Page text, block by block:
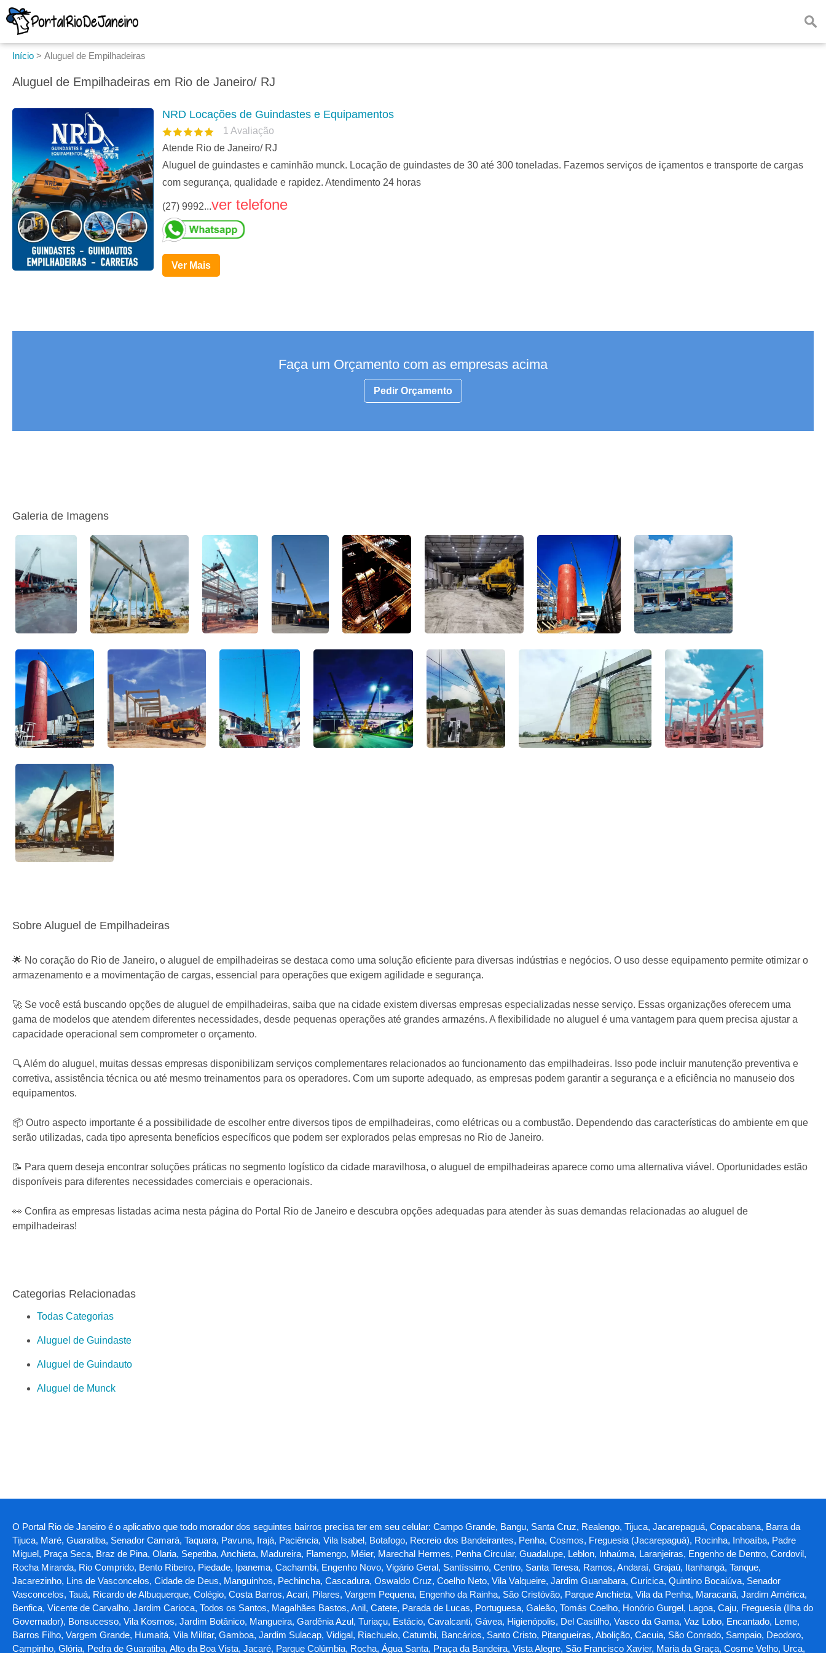
Início > Aluguel de Empilhadeiras
Aluguel de Empilhadeiras em Rio de Janeiro/ RJ
NRD Locações de Guindastes e Equipamentos
1 Avaliação
Atende Rio de Janeiro/ RJ
Aluguel de guindastes e caminhão munck. Locação de guindastes de 30 até 300 toneladas. Fazemos serviços de içamentos e transporte de cargas
com segurança, qualidade e rapidez. Atendimento 24 horas
(27) 9992...ver telefone
Ver Mais
Faça um Orçamento com as empresas acima
Pedir Orçamento
Galeria de Imagens
Sobre Aluguel de Empilhadeiras
🌟 No coração do Rio de Janeiro, o aluguel de empilhadeiras se destaca como uma solução eficiente para diversas indústrias e negócios. O uso desse equipamento permite otimizar o
armazenamento e a movimentação de cargas, essencial para operações que exigem agilidade e segurança.
🚀 Se você está buscando opções de aluguel de empilhadeiras, saiba que na cidade existem diversas empresas especializadas nesse serviço. Essas organizações oferecem uma
gama de modelos que atendem diferentes necessidades, desde pequenas operações até grandes armazéns. A flexibilidade no aluguel é uma vantagem para quem precisa ajustar a
capacidade operacional sem comprometer o orçamento.
🔍 Além do aluguel, muitas dessas empresas disponibilizam serviços complementares relacionados ao funcionamento das empilhadeiras. Isso pode incluir manutenção preventiva e
corretiva, assistência técnica ou até mesmo treinamentos para os operadores. Com um suporte adequado, as empresas podem garantir a segurança e a eficiência no manuseio dos
equipamentos.
📦 Outro aspecto importante é a possibilidade de escolher entre diversos tipos de empilhadeiras, como elétricas ou a combustão. Dependendo das características do ambiente em que
serão utilizadas, cada tipo apresenta benefícios específicos que podem ser explorados pelas empresas no Rio de Janeiro.
📝 Para quem deseja encontrar soluções práticas no segmento logístico da cidade maravilhosa, o aluguel de empilhadeiras aparece como uma alternativa viável. Oportunidades estão
disponíveis para diferentes necessidades comerciais e operacionais.
👀 Confira as empresas listadas acima nesta página do Portal Rio de Janeiro e descubra opções adequadas para atender às suas demandas relacionadas ao aluguel de
empilhadeiras!
Categorias Relacionadas
Todas Categorias
Aluguel de Guindaste
Aluguel de Guindauto
Aluguel de Munck
O Portal Rio de Janeiro é o aplicativo que todo morador dos seguintes bairros precisa ter em seu celular: Campo Grande, Bangu, Santa Cruz, Realengo, Tijuca, Jacarepaguá, Copacabana, Barra da
Tijuca, Maré, Guaratiba, Senador Camará, Taquara, Pavuna, Irajá, Paciência, Vila Isabel, Botafogo, Recreio dos Bandeirantes, Penha, Cosmos, Freguesia (Jacarepaguá), Rocinha, Inhoaíba, Padre
Miguel, Praça Seca, Braz de Pina, Olaria, Sepetiba, Anchieta, Madureira, Flamengo, Méier, Marechal Hermes, Penha Circular, Guadalupe, Leblon, Inhaúma, Laranjeiras, Engenho de Dentro, Cordovil,
Rocha Miranda, Rio Comprido, Bento Ribeiro, Piedade, Ipanema, Cachambi, Engenho Novo, Vigário Geral, Santíssimo, Centro, Santa Teresa, Ramos, Andaraí, Grajaú, Itanhangá, Tanque,
Jacarezinho, Lins de Vasconcelos, Cidade de Deus, Manguinhos, Pechincha, Cascadura, Oswaldo Cruz, Coelho Neto, Vila Valqueire, Jardim Guanabara, Curicica, Quintino Bocaiúva, Senador
Vasconcelos, Tauá, Ricardo de Albuquerque, Colégio, Costa Barros, Acari, Pilares, Vargem Pequena, Engenho da Rainha, São Cristóvão, Parque Anchieta, Vila da Penha, Maracanã, Jardim América,
Benfica, Vicente de Carvalho, Jardim Carioca, Todos os Santos, Magalhães Bastos, Anil, Catete, Parada de Lucas, Portuguesa, Galeão, Tomás Coelho, Honório Gurgel, Lagoa, Caju, Freguesia (Ilha do
Governador), Bonsucesso, Vila Kosmos, Jardim Botânico, Mangueira, Gardênia Azul, Turiaçu, Estácio, Cavalcanti, Gávea, Higienópolis, Del Castilho, Vasco da Gama, Vaz Lobo, Encantado, Leme,
Barros Filho, Vargem Grande, Humaitá, Vila Militar, Gamboa, Jardim Sulacap, Vidigal, Riachuelo, Catumbi, Bancários, Santo Cristo, Pitangueiras, Abolição, Cacuia, São Conrado, Sampaio, Deodoro,
Campinho, Glória, Pedra de Guaratiba, Alto da Boa Vista, Jacaré, Parque Colúmbia, Rocha, Água Santa, Praça da Bandeira, Vista Alegre, São Francisco Xavier, Maria da Graça, Cosme Velho, Urca,